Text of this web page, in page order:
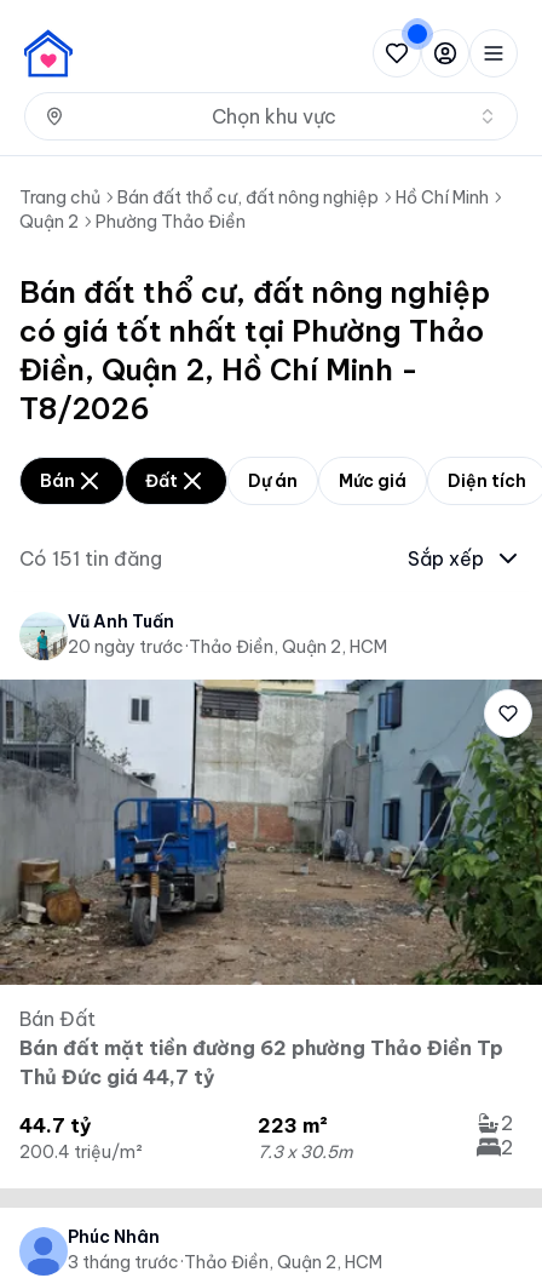
Chọn khu vực
Trang chủ Bán đất thổ cư, đất nông nghiệp
Hồ Chí Minh
Quận 2
Phường Thảo Điền
Bán đất thổ cư, đất nông nghiệp
có giá tốt nhất tại Phường Thảo
Điền, Quận 2, Hồ Chí Minh -
T8/2026
Bán Đất Dự án Mức giá Diện tích
Có 151 tin đăng Sắp xếp
Vũ Anh Tuấn
20 ngày trước·Thảo Điền, Quận 2, HCM
Bán Đất
Bán đất mặt tiền đường 62 phường Thảo Điền Tp
Thủ Đức giá 44,7 tỷ
44.7 tỷ
200.4 triệu/m²
223 m²
7.3 x 30.5m
2
2
Phúc Nhân
3 tháng trước·Thảo Điền, Quận 2, HCM